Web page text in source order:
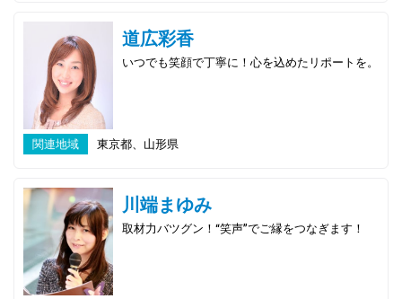
道広彩香
いつでも笑顔で丁寧に！心を込めたリポートを。
関連地域 東京都、山形県
川端まゆみ
取材力バツグン！“笑声”でご縁をつなぎます！